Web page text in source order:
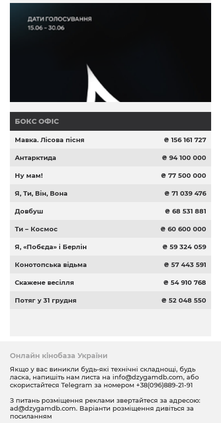
БОКС ОФІС
Мавка. Лісова пісня ₴ 156 161 727
Антарктида ₴ 94 100 000
Ну мам! ₴ 77 500 000
Я, Ти, Він, Вона ₴ 71 039 476
Довбуш ₴ 68 531 881
Ти – Космос ₴ 60 600 000
Я, «Побєда» і Берлін ₴ 59 324 059
Конотопська відьма ₴ 57 443 591
Скажене весілля ₴ 54 910 768
Потяг у 31 грудня ₴ 52 048 550
Онлайн кінобаза України
Якщо у вас виникли будь-які технічні складнощі, будь
ласка, напишіть нам листа на info@dzygamdb.com, або
скористайтеся Telegram за номером +38(096)889-21-91
З питань розміщення реклами звертайтеся за адресою:
ad@dzygamdb.com. Варіанти розміщення дивіться за
посиланням